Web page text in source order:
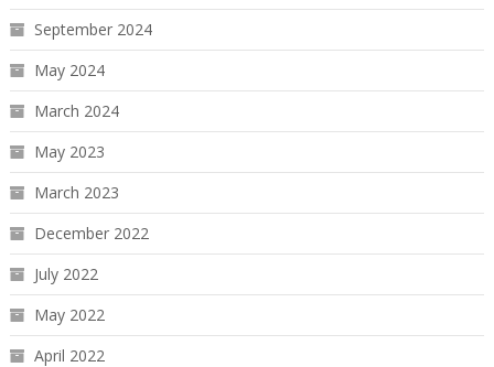
September 2024
May 2024
March 2024
May 2023
March 2023
December 2022
July 2022
May 2022
April 2022